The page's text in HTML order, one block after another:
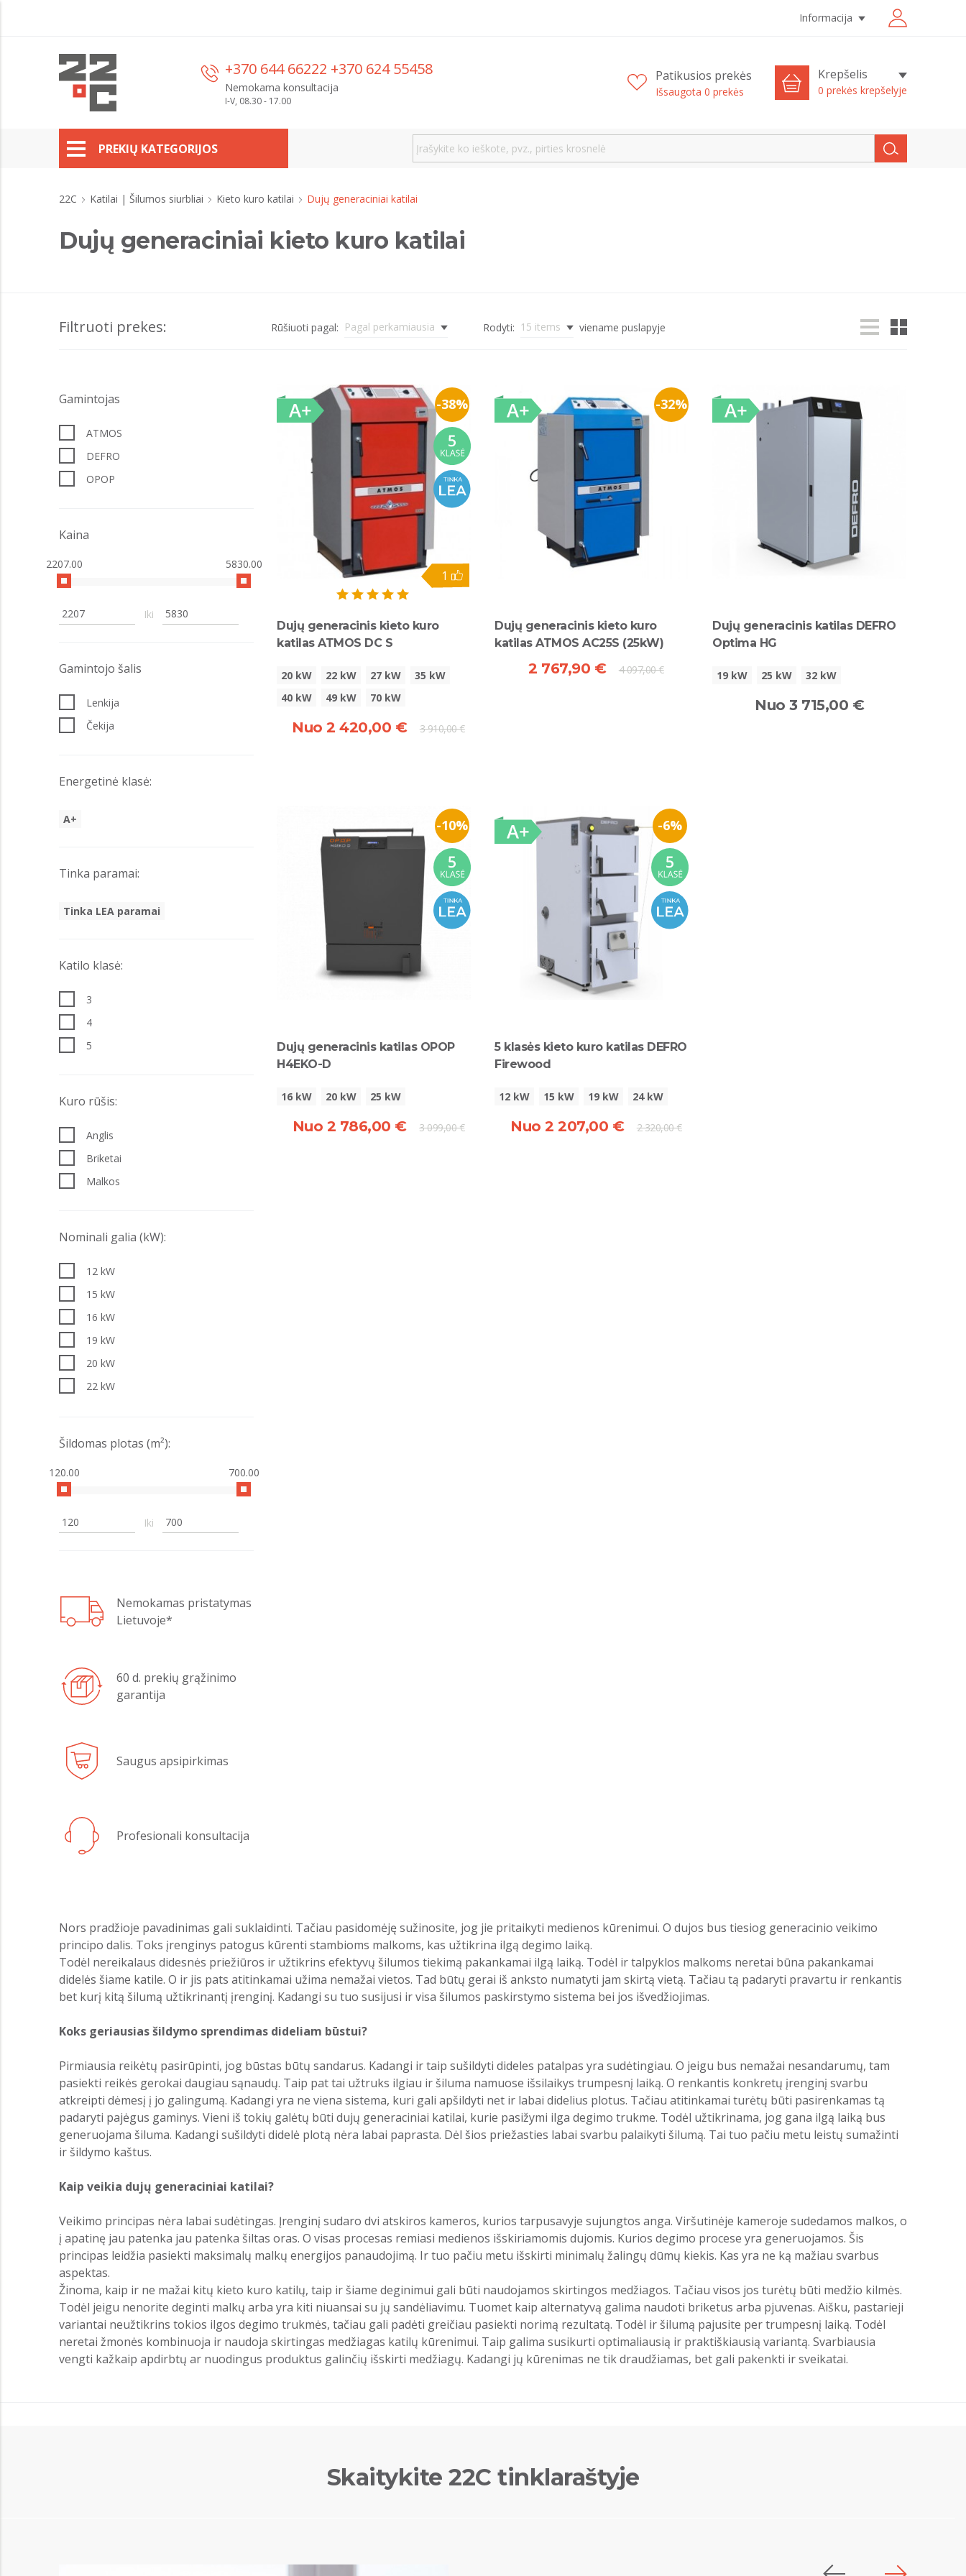
Informacija
+370 644 66222 +370 624 55458
Nemokama konsultacija
I-V, 08.30 - 17.00
Patikusios prekės
Išsaugota 0 prekės
Krepšelis
0 prekės krepšelyje
PREKIŲ KATEGORIJOS
22C Katilai | Šilumos siurbliai Kieto kuro katilai Dujų generaciniai katilai
Dujų generaciniai kieto kuro katilai
Filtruoti prekes: Rūšiuoti pagal: Pagal perkamiausia Rodyti: 15 items viename puslapyje
Gamintojas
ATMOS
DEFRO
OPOP
Kaina
2207.00 5830.00
Iki
Gamintojo šalis
Lenkija
Čekija
Energetinė klasė:
A+
Tinka paramai:
Tinka LEA paramai
Katilo klasė:
3
4
5
Kuro rūšis:
Anglis
Briketai
Malkos
Nominali galia (kW):
12 kW
15 kW
16 kW
19 kW
20 kW
22 kW
27 kW
Šildomas plotas (m²):
120.00 700.00
Iki
Nemokamas pristatymas
Lietuvoje*
60 d. prekių grąžinimo
garantija
Saugus apsipirkimas
Profesionali konsultacija
-38%
1
Dujų generacinis kieto kuro
katilas ATMOS DC S
20 kW 22 kW 27 kW
35 kW
40 kW
49 kW 70 kW
Nuo 2 420,00 € 3 910,00 €
-32%
Dujų generacinis kieto kuro
katilas ATMOS AC25S (25kW)
2 767,90 € 4 097,00 €
Dujų generacinis katilas DEFRO
Optima HG
19 kW 25 kW 32 kW
Nuo 3 715,00 €
-10%
Dujų generacinis katilas OPOP
H4EKO-D
16 kW 20 kW 25 kW
Nuo 2 786,00 € 3 099,00 €
-6%
5 klasės kieto kuro katilas DEFRO
Firewood
12 kW 15 kW 19 kW 24 kW
Nuo 2 207,00 € 2 320,00 €
Nors pradžioje pavadinimas gali suklaidinti. Tačiau pasidomėję sužinosite, jog jie pritaikyti medienos kūrenimui. O dujos bus tiesiog generacinio veikimo
principo dalis. Toks įrenginys patogus kūrenti stambioms malkoms, kas užtikrina ilgą degimo laiką.
Todėl nereikalaus didesnės priežiūros ir užtikrins efektyvų šilumos tiekimą pakankamai ilgą laiką. Todėl ir talpyklos malkoms neretai būna pakankamai
didelės šiame katile. O ir jis pats atitinkamai užima nemažai vietos. Tad būtų gerai iš anksto numatyti jam skirtą vietą. Tačiau tą padaryti pravartu ir renkantis
bet kurį kitą šilumą užtikrinantį įrenginį. Kadangi su tuo susijusi ir visa šilumos paskirstymo sistema bei jos išvedžiojimas.
Koks geriausias šildymo sprendimas dideliam būstui?
Pirmiausia reikėtų pasirūpinti, jog būstas būtų sandarus. Kadangi ir taip sušildyti dideles patalpas yra sudėtingiau. O jeigu bus nemažai nesandarumų, tam
pasiekti reikės gerokai daugiau sąnaudų. Taip pat tai užtruks ilgiau ir šiluma namuose išsilaikys trumpesnį laiką. O renkantis konkretų įrenginį svarbu
atkreipti dėmesį į jo galingumą. Kadangi yra ne viena sistema, kuri gali apšildyti net ir labai didelius plotus. Tačiau atitinkamai turėtų būti pasirenkamas tą
padaryti pajėgus gaminys. Vieni iš tokių galėtų būti dujų generaciniai katilai, kurie pasižymi ilga degimo trukme. Todėl užtikrinama, jog gana ilgą laiką bus
generuojama šiluma. Kadangi sušildyti didelė plotą nėra labai paprasta. Dėl šios priežasties labai svarbu palaikyti šilumą. Tai tuo pačiu metu leistų sumažinti
ir šildymo kaštus.
Kaip veikia dujų generaciniai katilai?
Veikimo principas nėra labai sudėtingas. Įrenginį sudaro dvi atskiros kameros, kurios tarpusavyje sujungtos anga. Viršutinėje kameroje sudedamos malkos, o
į apatinę jau patenka jau patenka šiltas oras. O visas procesas remiasi medienos išskiriamomis dujomis. Kurios degimo procese yra generuojamos. Šis
principas leidžia pasiekti maksimalų malkų energijos panaudojimą. Ir tuo pačiu metu išskirti minimalų žalingų dūmų kiekis. Kas yra ne ką mažiau svarbus
aspektas.
Žinoma, kaip ir ne mažai kitų kieto kuro katilų, taip ir šiame deginimui gali būti naudojamos skirtingos medžiagos. Tačiau visos jos turėtų būti medžio kilmės.
Todėl jeigu nenorite deginti malkų arba yra kiti niuansai su jų sandėliavimu. Tuomet kaip alternatyvą galima naudoti briketus arba pjuvenas. Aišku, pastarieji
variantai neužtikrins tokios ilgos degimo trukmės, tačiau gali padėti greičiau pasiekti norimą rezultatą. Todėl ir šilumą pajusite per trumpesnį laiką. Todėl
neretai žmonės kombinuoja ir naudoja skirtingas medžiagas katilų kūrenimui. Taip galima susikurti optimaliausią ir praktiškiausią variantą. Svarbiausia
vengti kažkaip apdirbtų ar nuodingus produktus galinčių išskirti medžiagų. Kadangi jų kūrenimas ne tik draudžiamas, bet gali pakenkti ir sveikatai.
Skaitykite 22C tinklaraštyje